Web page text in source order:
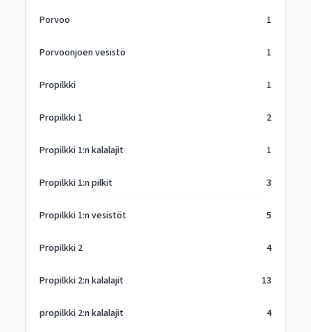
Porvoo 1
Porvoonjoen vesistö 1
Propilkki 1
Propilkki 1 2
Propilkki 1:n kalalajit 1
Propilkki 1:n pilkit 3
Propilkki 1:n vesistöt 5
Propilkki 2 4
Propilkki 2:n kalalajit 13
propilkki 2:n kalalajit 4